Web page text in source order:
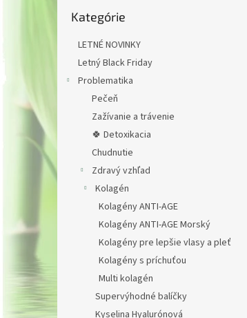
kategórie
Kategórie
LETNÉ NOVINKY
Letný Black Friday
Problematika
Pečeň
Zažívanie a trávenie
🍀 Detoxikacia
Chudnutie
Zdravý vzhľad
Kolagén
Kolagény ANTI-AGE
Kolagény ANTI-AGE Morský
Kolagény pre lepšie vlasy a pleť
Kolagény s príchuťou
Multi kolagén
Supervýhodné balíčky
Kyselina Hyalurónová